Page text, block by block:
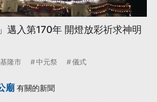
邁入第170年 開燈放彩祈求神明
基隆市 中元祭 儀式
廟 有關的新聞